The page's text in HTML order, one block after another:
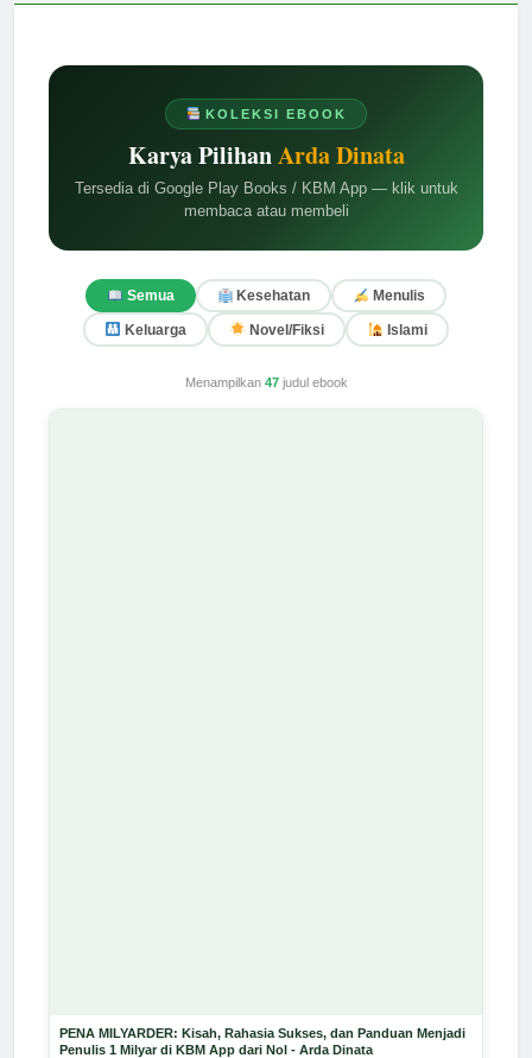
KOLEKSI EBOOK
Karya PilihanArda Dinata
Tersedia di Google Play Books / KBM App — klik untuk
membaca atau membeli
Semua Kesehatan Menulis
Keluarga Novel/Fiksi Islami
Menampilkan 47judul ebook
PENA MILYARDER: Kisah, Rahasia Sukses, dan Panduan Menjadi
Penulis 1 Milyar di KBM App dari Nol - Arda Dinata